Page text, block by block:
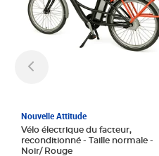
Nouvelle Attitude
Vélo électrique du facteur,
reconditionné - Taille normale -
Noir/ Rouge